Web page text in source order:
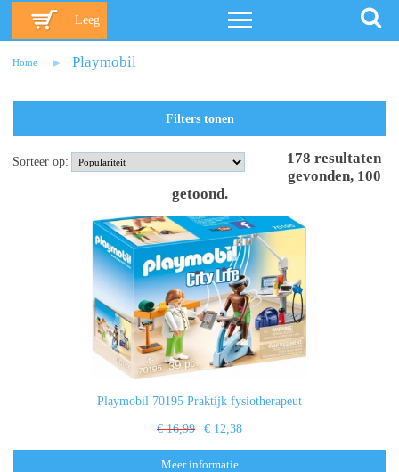
Leeg
Home Playmobil
Filters tonen
Sorteer op: 178 resultaten
gevonden, 100
getoond.
Playmobil 70195 Praktijk fysiotherapeut
€ 16,99 € 12,38
Meer informatie